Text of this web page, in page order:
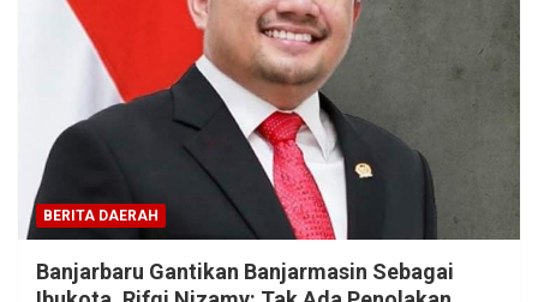
BERITA DAERAH
Banjarbaru Gantikan Banjarmasin Sebagai